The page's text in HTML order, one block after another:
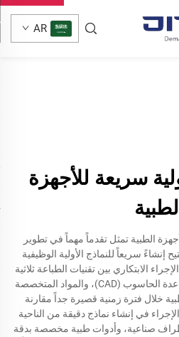
AR
سريعة للأجهزة
الطبية
الطبية تمثل تقدماً مهماً في تطوير
إنشاءً سريعاً للنماذج الأولية الوظيفية
الابتكاري بين تقنيات الطباعة ثلاثية
الأبعاد المتقدمة، والتصميم بمساعدة الحاسوب (CAD)، والمواد المتخصصة
خلال فترة زمنية قصيرة جداً مقارنة
في إنشاء نماذج دقيقة من الناحية
صناعية، وأدوات طبية مخصصة بدقة